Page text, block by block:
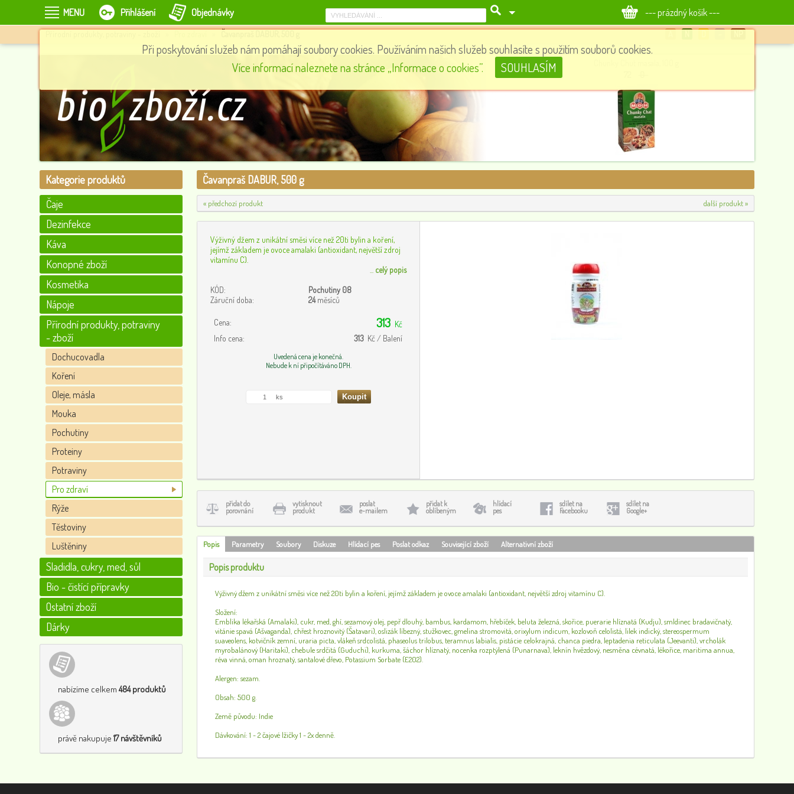
MENU Přihlášení Objednávky --- prázdný košík ---
Numi čaj kurkumový Amber Sun se skořicí a vanilkou, 12 sáčků
Kurkuma latte frappe, 220 g
2200
Kategorie produktů
Čaje
Dezinfekce
Káva
Konopné zboží
Kosmetika
Nápoje
Přírodní produkty, potraviny
- zboží
Dochucovadla
Koření
Oleje, másla
Mouka
Pochutiny
Proteiny
Potraviny
Pro zdraví
Rýže
Těstoviny
Luštěniny
Sladidla, cukry, med, sůl
Bio - čistící přípravky
Ostatní zboží
Dárky
nabízíme celkem484 produktů
právě nakupuje17 návštěvníků
Čavanpraš DABUR, 500 g
« předchozí produkt další produkt »
Výživný džem z unikátní směsi více než 20ti bylin a koření,
jejímž základem je ovoce amalaki (antioxidant, největší zdroj
vitamínu C).
celý popis
KÓD:
Pochutiny 08
Záruční doba:
24měsíců
Cena: 313 Kč
Info cena:
313 Kč / Balení
Uvedená cena je konečná.
Nebude k ní připočítáváno DPH.
přidat do
porovnání
vytisknout
produkt
poslat
e-mailem
přidat k
oblíbeným
hlídací
pes
sdílet na
Facebooku
sdílet na
Google+
Popis Parametry Soubory Diskuze Hlídací pes Poslat odkaz Související zboží Alternativní zboží
Popis produktu
Výživný džem z unikátní směsi více než 20ti bylin a koření, jejímž základem je ovoce amalaki (antioxidant, největší zdroj vitamínu C).
Složení:
Emblika lékařská (Amalaki), cukr, med, ghí, sezamový olej, pepř dlouhý, bambus, kardamom, hřebíček, beluta železná, skořice, puerarie hlíznatá (Kudju), smldinec bradavičnatý,
vitánie spavá (Ašvaganda), chřest hroznovitý (Šatavari), oslizák líbezný, stužkovec, gmelina stromovitá, orixylum indicum, kozlovoň celolistá, lilek indický, stereospermum
suaveolens, kotvičník zemní, uraria picta, vlákeň srdcolistá, phaseolus trilobus, teramnus labialis, pistácie celokrajná, chanca piedra, leptadenia reticulata (Jeevanti), vrcholák
myrobalánový (Haritaki), chebule srdčitá (Guduchi), kurkuma, šáchor hlíznatý, nocenka rozptýlená (Punarnava), leknín hvězdový, nesměna cévnatá, lékořice, maritima annua,
réva vinná, oman hroznatý, santalové dřevo, Potassium Sorbate (E202).
Alergen: sezam.
Obsah: 500 g.
Země původu: Indie
Dávkování: 1 - 2 čajové lžičky 1 - 2x denně.
Při poskytování služeb nám pomáhají soubory cookies. Používáním našich služeb souhlasíte s použitím souborů cookies.
Více informací naleznete na stránce „Informace o cookies”.
SOUHLASÍM